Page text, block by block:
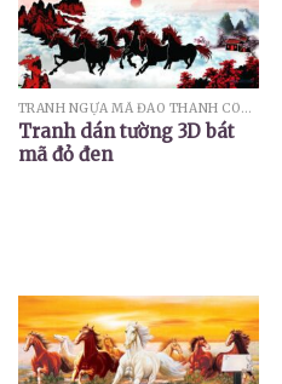
TRANH NGỰA MÃ ĐÁO THÀNH CÔNG
Tranh dán tường 3D bát
mã đỏ đen